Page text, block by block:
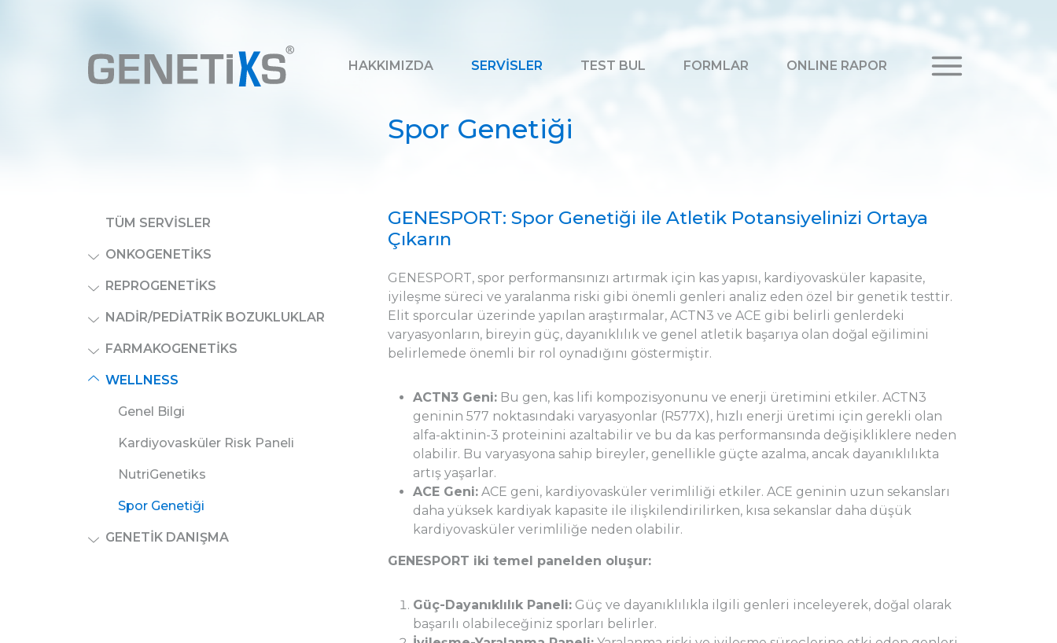
HAKKIMIZDA SERVİSLER TEST BUL FORMLAR ONLINE RAPOR
Spor Genetiği
TÜM SERVISLER
ONKOGENETIKS
REPROGENETIKS
NADIR/PEDIATRIK BOZUKLUKLAR
FARMAKOGENETIKS
WELLNESS
Genel Bilgi
Kardiyovasküler Risk Paneli
NutriGenetiks
Spor Genetiği
GENETIK DANIŞMA
GENESPORT: Spor Genetiği ile Atletik Potansiyelinizi Ortaya
Çıkarın
GENESPORT, spor performansınızı artırmak için kas yapısı, kardiyovasküler kapasite,
iyileşme süreci ve yaralanma riski gibi önemli genleri analiz eden özel bir genetik testtir.
Elit sporcular üzerinde yapılan araştırmalar, ACTN3 ve ACE gibi belirli genlerdeki
varyasyonların, bireyin güç, dayanıklılık ve genel atletik başarıya olan doğal eğilimini
belirlemede önemli bir rol oynadığını göstermiştir.
ACTN3 Geni: Bu gen, kas lifi kompozisyonunu ve enerji üretimini etkiler. ACTN3
geninin 577 noktasındaki varyasyonlar (R577X), hızlı enerji üretimi için gerekli olan
alfa-aktinin-3 proteinini azaltabilir ve bu da kas performansında değişikliklere neden
olabilir. Bu varyasyona sahip bireyler, genellikle güçte azalma, ancak dayanıklılıkta
artış yaşarlar.
ACE Geni: ACE geni, kardiyovasküler verimliliği etkiler. ACE geninin uzun sekansları
daha yüksek kardiyak kapasite ile ilişkilendirilirken, kısa sekanslar daha düşük
kardiyovasküler verimliliğe neden olabilir.
GENESPORT iki temel panelden oluşur:
Güç-Dayanıklılık Paneli: Güç ve dayanıklılıkla ilgili genleri inceleyerek, doğal olarak
başarılı olabileceğiniz sporları belirler.